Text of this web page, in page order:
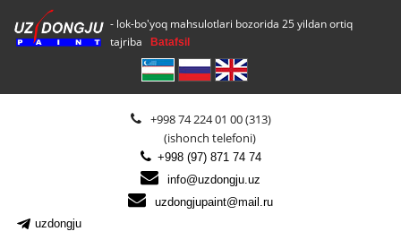
- lok-bo'yoq mahsulotlari bozorida 25 yildan ortiq
tajriba
Batafsil
+998 74 224 01 00 (313)
(ishonch telefoni)
+998 (97) 871 74 74
info@uzdongju.uz
uzdongjupaint@mail.ru
uzdongju